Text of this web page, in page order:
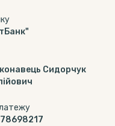
Сидорчук